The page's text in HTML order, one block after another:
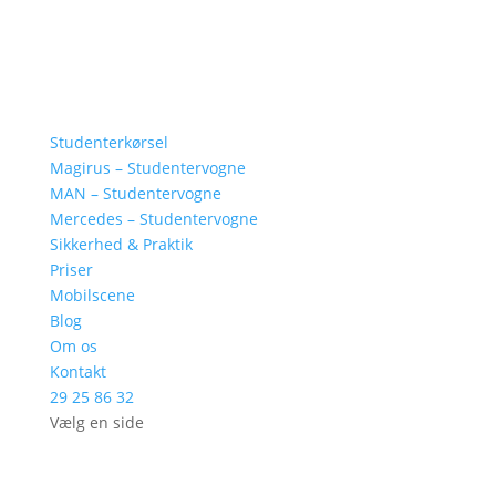
Studenterkørsel
Magirus – Studentervogne
MAN – Studentervogne
Mercedes – Studentervogne
Sikkerhed & Praktik
Priser
Mobilscene
Blog
Om os
Kontakt
29 25 86 32
Vælg en side